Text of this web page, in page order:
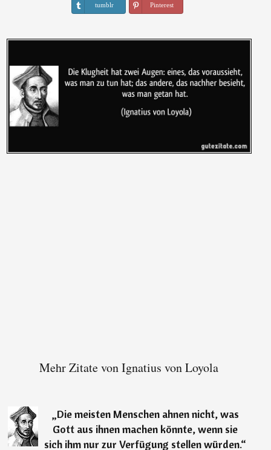
tumblr Pinterest
Mehr Zitate von Ignatius von Loyola
„Die meisten Menschen ahnen nicht, was
Gott aus ihnen machen könnte, wenn sie
sich ihm nur zur Verfügung stellen würden.“